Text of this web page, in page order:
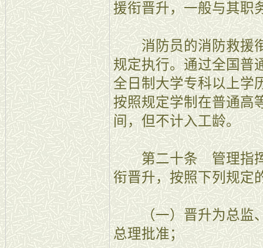
援衔晋升，一般与其职
消防员的消防救援衔
规定执行。通过全国普
全日制大学专科以上学
按照规定学制在普通高
间，但不计入工龄。
第二十条 管理指挥
衔晋升，按照下列规定
（一）晋升为总监、
总理批准；